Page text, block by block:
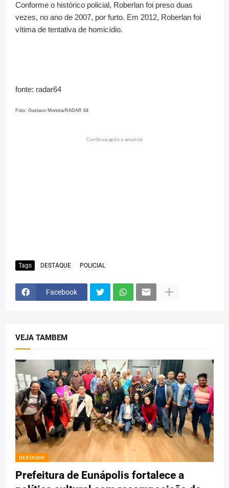
Conforme o histórico policial, Roberlan foi preso duas
vezes, no ano de 2007, por furto. Em 2012, Roberlan foi
vítima de tentativa de homicídio.
fonte: radar64
Foto: Gustavo Moreira/RADAR 64
Continua após o anuncio
Tags DESTAQUE POLICIAL
Facebook
VEJA TAMBEM
DESTAQUE
Prefeitura de Eunápolis fortalece a